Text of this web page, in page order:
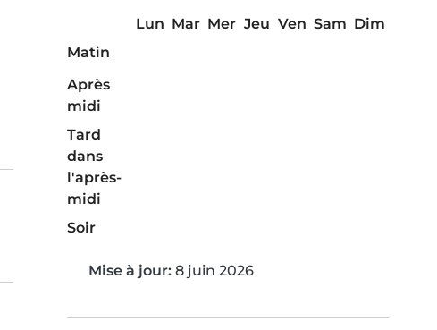
Lun Mar Mer Jeu Ven Sam Dim
Matin
Après
midi
Tard
dans
l'après-
midi
Soir
Mise à jour: 8 juin 2026